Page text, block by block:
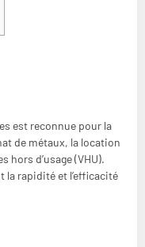
est reconnue pour la
de métaux, la location
hors d’usage (VHU).
rapidité et l’efficacité